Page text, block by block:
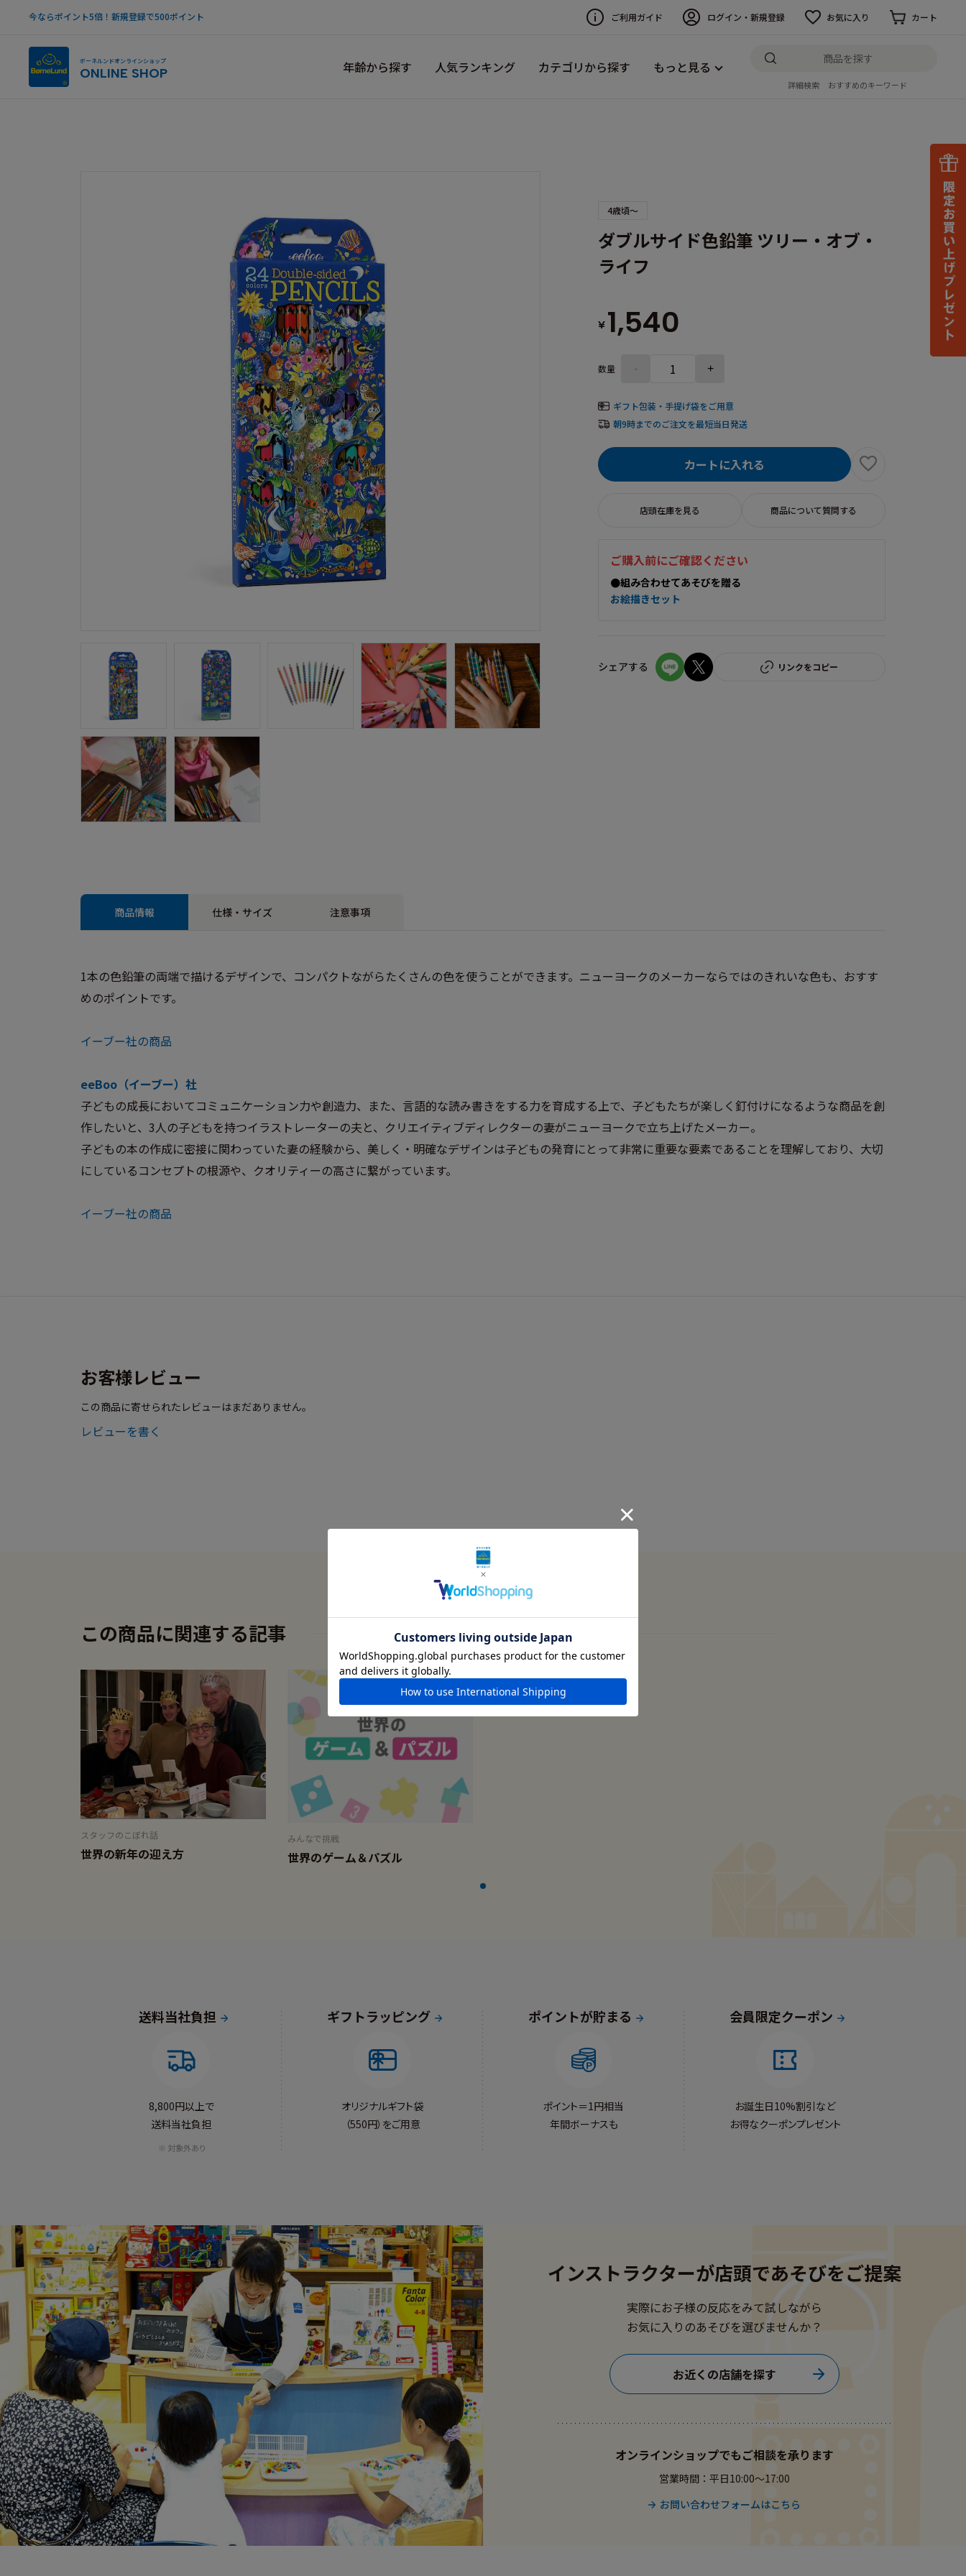
今ならポイント5倍！新規登録で500ポイント ご利用ガイド ログイン・新規登録 お気に入り カート
ボーネルンドオンラインショップ
ONLINE SHOP 年齢から探す 人気ランキング カテゴリから探す もっと見る
詳細検索 おすすめのキーワード
4歳頃～
ダブルサイド色鉛筆 ツリー・オブ・
ライフ
¥ 1,540
数量 - +
ギフト包装・手提げ袋をご用意
朝9時までのご注文を最短当日発送
カートに入れる
店頭在庫を見る 商品について質問する
ご購入前にご確認ください
●組み合わせてあそびを贈る
お絵描きセット
シェアする リンクをコピー
商品情報 仕様・サイズ 注意事項
1本の色鉛筆の両端で描けるデザインで、コンパクトながらたくさんの色を使うことができます。ニューヨークのメーカーならではのきれいな色も、おすす
めのポイントです。
イーブー社の商品
eeBoo（イーブー）社
子どもの成長においてコミュニケーション力や創造力、また、言語的な読み書きをする力を育成する上で、子どもたちが楽しく釘付けになるような商品を創
作したいと、3人の子どもを持つイラストレーターの夫と、クリエイティブディレクターの妻がニューヨークで立ち上げたメーカー。
子どもの本の作成に密接に関わっていた妻の経験から、美しく・明確なデザインは子どもの発育にとって非常に重要な要素であることを理解しており、大切
にしているコンセプトの根源や、クオリティーの高さに繋がっています。
イーブー社の商品
お客様レビュー
この商品に寄せられたレビューはまだありません。
レビューを書く
この商品に関連する記事
スタッフのこぼれ話
世界の新年の迎え方
みんなで挑戦
世界のゲーム＆パズル
送料当社負担
8,800円以上で
送料当社負担
対象外あり
ギフトラッピング
オリジナルギフト袋
（550円）をご用意
ポイントが貯まる
ポイント＝1円相当
年間ボーナスも
会員限定クーポン
お誕生日10%割引など
お得なクーポンプレゼント
インストラクターが店頭であそびをご提案
実際にお子様の反応をみて試しながら
お気に入りのあそびを選びませんか？
お近くの店舗を探す
オンラインショップでもご相談を承ります
営業時間：平日10:00〜17:00
お問い合わせフォームはこちら